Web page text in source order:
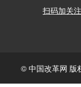
扫码加关注
© 中国改革网 版